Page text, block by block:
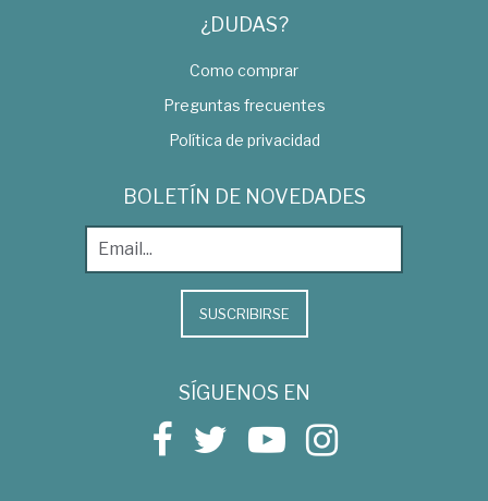
¿DUDAS?
Como comprar
Preguntas frecuentes
Política de privacidad
BOLETÍN DE NOVEDADES
SUSCRIBIRSE
SÍGUENOS EN